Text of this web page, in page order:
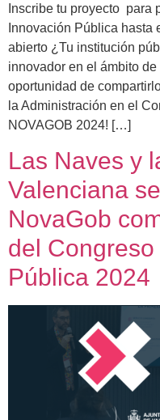
Inscribe tu proyecto para
Innovación Pública hasta
abierto ¿Tu institución
innovador en el ámbito
oportunidad de
la Administración en el
NOVAGOB 2024! […]
Las Naves y
Valenciana
NovaGob
del
Pública 2024